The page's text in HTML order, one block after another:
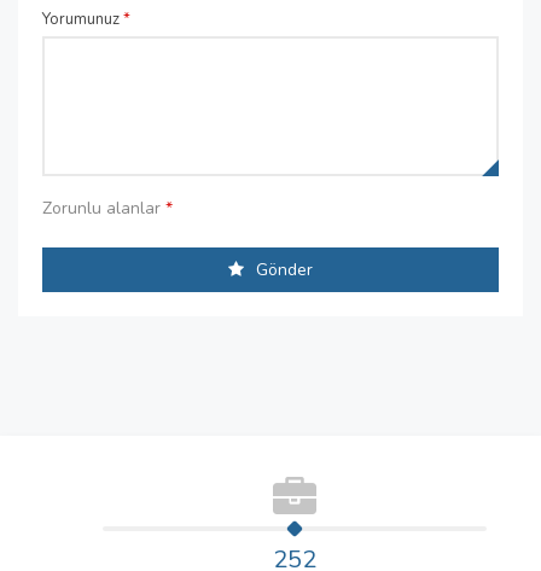
Yorumunuz*
Zorunlu alanlar *
Gönder
252